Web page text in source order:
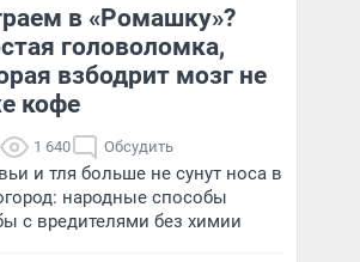
деньги соцразвития
в «Ромашку»?
головоломка,
взбодрит мозг не
кофе
1 640 Обсудить
и тля больше не сунут носа в
народные способы
с вредителями без химии